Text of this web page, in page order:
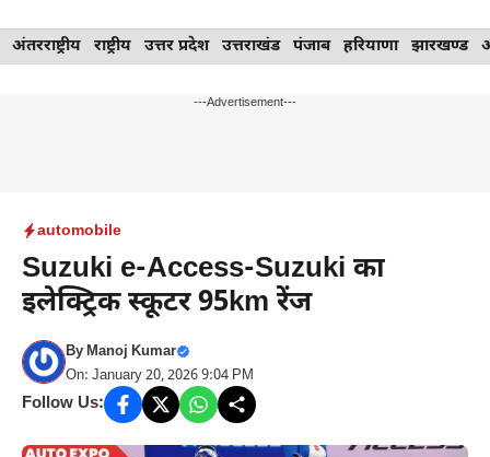
Skip
to
अंतरराष्ट्रीय राष्ट्रीय उत्तर प्रदेश उत्तराखंड पंजाब हरियाणा झारखण्ड
---Advertisement---
automobile
Suzuki e-Access-Suzuki का
इलेक्ट्रिक स्कूटर 95km रेंज
ByManoj Kumar
On: January 20, 2026 9:04 PM
Follow Us: